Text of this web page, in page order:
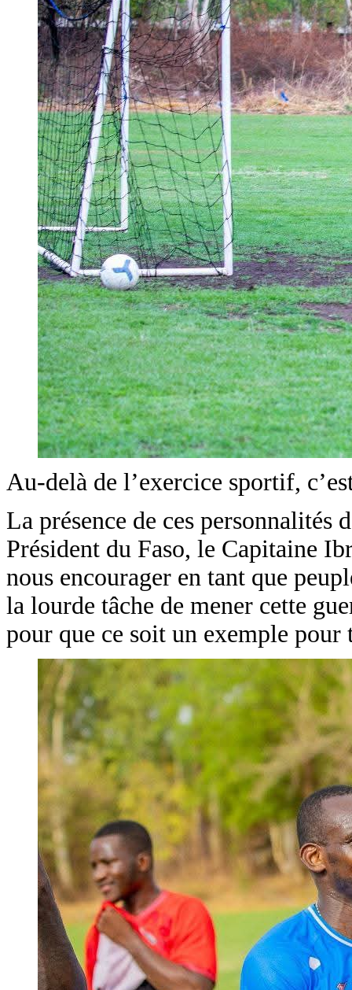
Au-delà de l’exercice sportif,
La présence de ces personnalités
Président du Faso, le Capitaine
nous encourager en tant que
la lourde tâche de mener cette
pour que ce soit un exemple